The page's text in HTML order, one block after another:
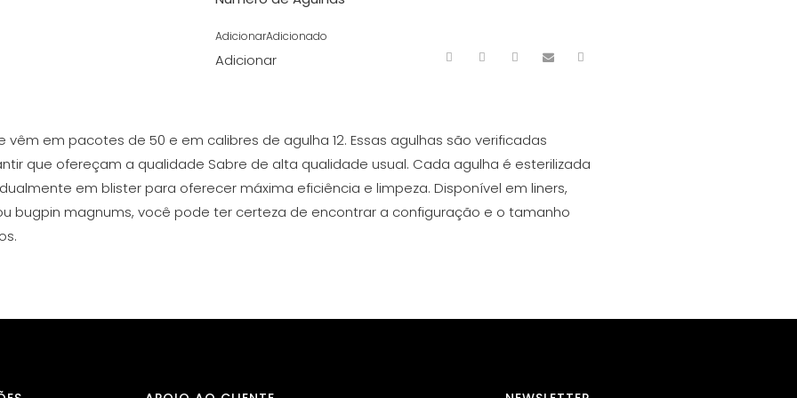
AdicionarAdicionado
Adicionar
em pacotes de 50 e em calibres de agulha 12. Essas agulhas são verificadas
que ofereçam a qualidade Sabre de alta qualidade usual. Cada agulha é esterilizada
em blister para oferecer máxima eficiência e limpeza. Disponível em liners,
bugpin magnums, você pode ter certeza de encontrar a configuração e o tamanho